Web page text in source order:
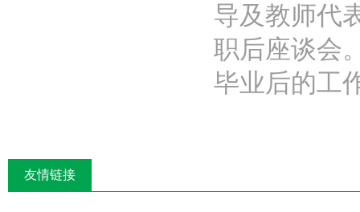
导及教师代
职后座谈会
毕业后的工
友情链接